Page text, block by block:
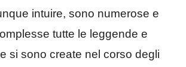
intuire, sono numerose e
tutte le leggende e
si sono create nel corso degli